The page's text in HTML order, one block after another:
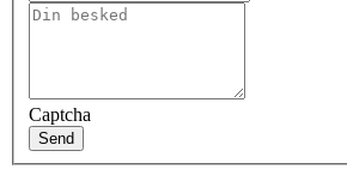
Captcha
Send